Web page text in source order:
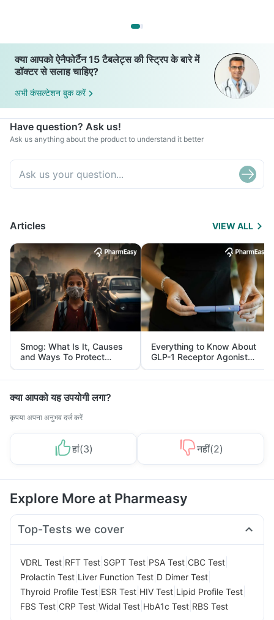
क्या आपको ऐनैफोर्टैन 15 टैबलेट्स की स्ट्रिप के बारे में
डॉक्टर से सलाह चाहिए?
अभी कंसल्टेशन बुक करें
Have question? Ask us!
Ask us anything about the product to understand it better
Articles VIEW ALL
Smog: What Is It, Causes
and Ways To Protect
Yourself From It
Everything to Know About
GLP-1 Receptor Agonist
and Its Role in Weight
Management
क्या आपको यह उपयोगी लगा?
कृपया अपना अनुभव दर्ज करें
हां(3) नहीं(2)
Explore More at Pharmeasy
Top-Tests we cover
VDRL Test RFT Test SGPT Test PSA Test CBC Test
Prolactin Test Liver Function Test D Dimer Test
Thyroid Profile Test ESR Test HIV Test Lipid Profile Test
FBS Test CRP Test Widal Test HbA1c Test RBS Test